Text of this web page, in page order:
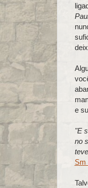
e
"E
no
Sm